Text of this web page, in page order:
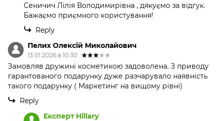
Сеничич Лілія Володимирівна , дякуємо за відгук.
Бажаємо приємного користування!
Reply
Пелих Олексій Миколайович
13.01.2026 в 10:30
Замовляв дружині косметикою задоволена. З приводу
гарантованого подарунку дуже разчарувало наявність
такого подарунку ( Маркетинг на вищому рівні)
Reply
Експерт Hillary